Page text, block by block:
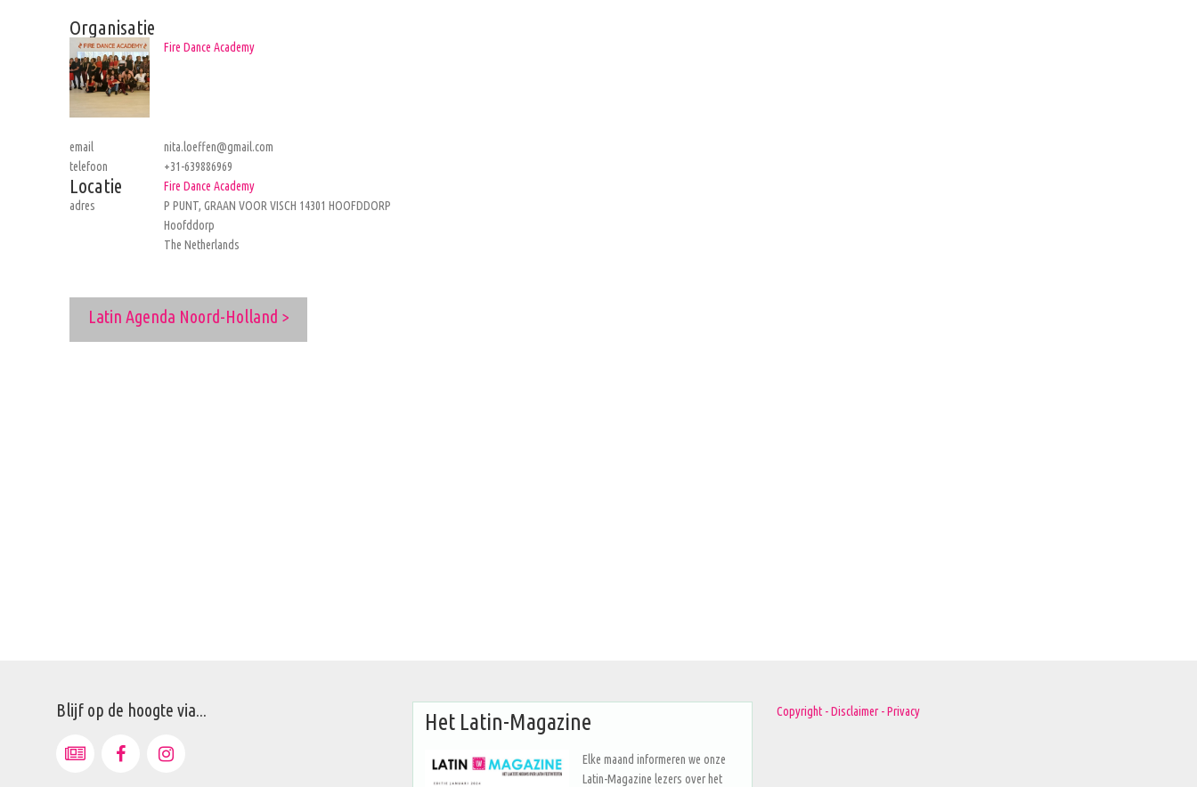
Organisatie
Fire Dance Academy
email
nita.loeffen@gmail.com
telefoon
+31-639886969
Locatie
Fire Dance Academy
adres
P PUNT, GRAAN VOOR VISCH 14301 HOOFDDORP
Hoofddorp
The Netherlands
Latin Agenda Noord-Holland >
Blijf op de hoogte via... Het Latin-Magazine
Elke maand informeren we onze
Latin-Magazine lezers over het
Copyright - Disclaimer - Privacy